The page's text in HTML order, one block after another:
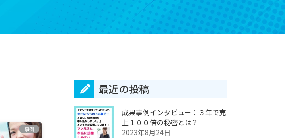
事例
最近の投稿
成果事例インタビュー：３年で売
上１００倍の秘密とは？
2023年8月24日